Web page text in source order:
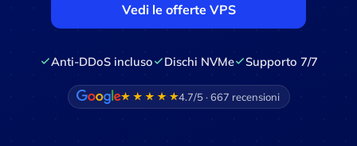
Vedi le offerte VPS
Anti-DDoS incluso Dischi NVMe Supporto 7/7
4.7/5 · 667 recensioni